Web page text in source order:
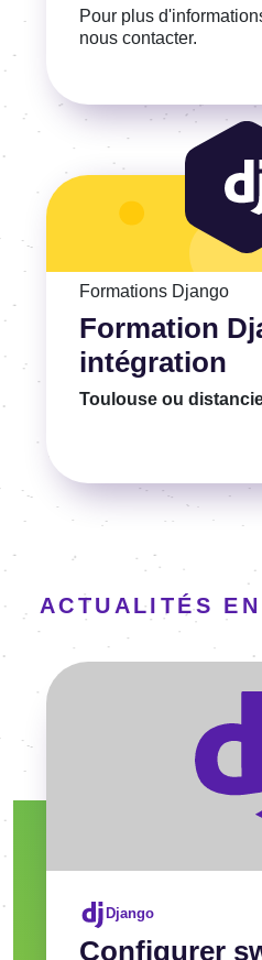
Pour plus
nous contacter.
Formations Django
Formation
intégration
Toulouse ou
Voir la Formation Django
ACTUALITÉS
Confi­gu­rer
Django
Voir l'article